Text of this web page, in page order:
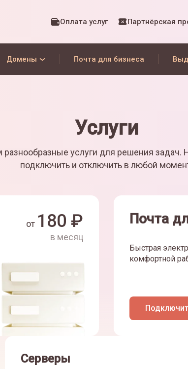
Оплата услуг Партнёрская
Домены Почта для бизнеса
Услуги
услуги для решения
подключить и отключить в любой
от 180 ₽
в месяц
Почта
Быстрая
комфортной
Серверы